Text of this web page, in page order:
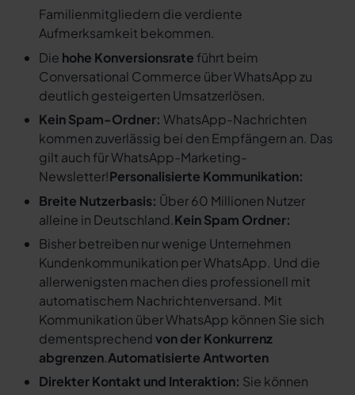
Familienmitgliedern die verdiente
Aufmerksamkeit bekommen.
Die hohe Konversionsrate führt beim
Conversational Commerce über WhatsApp zu
deutlich gesteigerten Umsatzerlösen.
Kein Spam-Ordner: WhatsApp-Nachrichten
kommen zuverlässig bei den Empfängern an. Das
gilt auch für WhatsApp-Marketing-
Newsletter!Personalisierte Kommunikation:
Breite Nutzerbasis: Über 60 Millionen Nutzer
alleine in Deutschland.Kein Spam Ordner:
Bisher betreiben nur wenige Unternehmen
Kundenkommunikation per WhatsApp. Und die
allerwenigsten machen dies professionell mit
automatischem Nachrichtenversand. Mit
Kommunikation über WhatsApp können Sie sich
dementsprechendvon der Konkurrenz
abgrenzen.Automatisierte Antworten
Direkter Kontakt und Interaktion: Sie können